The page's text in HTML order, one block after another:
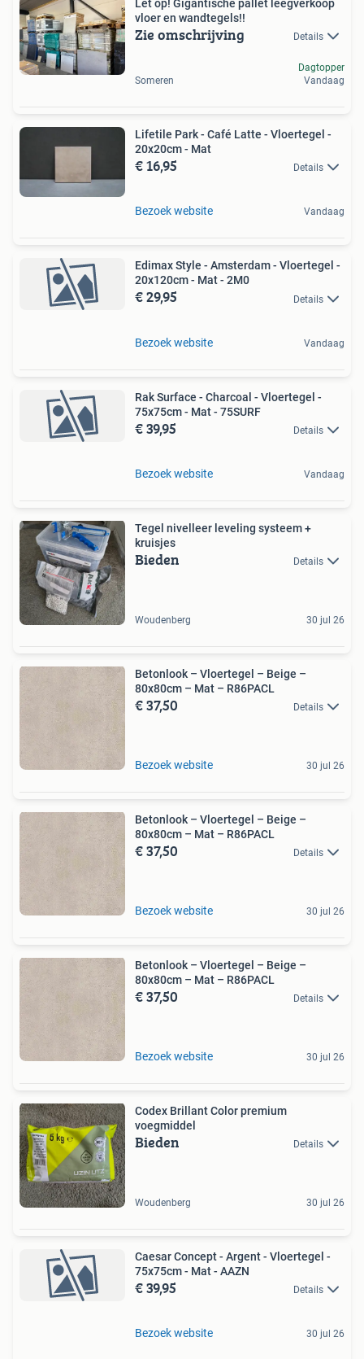
Let op! Gigantische pallet leegverkoop
vloer en wandtegels!!
Zie omschrijving Details
Someren
Dagtopper
Vandaag
Lifetile Park - Café Latte - Vloertegel -
20x20cm - Mat
€ 16,95 Details
Bezoek website Vandaag
Edimax Style - Amsterdam - Vloertegel -
20x120cm - Mat - 2M0
€ 29,95 Details
Bezoek website Vandaag
Rak Surface - Charcoal - Vloertegel -
75x75cm - Mat - 75SURF
€ 39,95 Details
Bezoek website Vandaag
Tegel nivelleer leveling systeem +
kruisjes
Bieden Details
Woudenberg 30 jul 26
Betonlook – Vloertegel – Beige –
80x80cm – Mat – R86PACL
€ 37,50 Details
Bezoek website 30 jul 26
Betonlook – Vloertegel – Beige –
80x80cm – Mat – R86PACL
€ 37,50 Details
Bezoek website 30 jul 26
Betonlook – Vloertegel – Beige –
80x80cm – Mat – R86PACL
€ 37,50 Details
Bezoek website 30 jul 26
Codex Brillant Color premium
voegmiddel
Bieden Details
Woudenberg 30 jul 26
Caesar Concept - Argent - Vloertegel -
75x75cm - Mat - AAZN
€ 39,95 Details
Bezoek website 30 jul 26